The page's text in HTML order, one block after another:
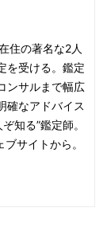
住の著名な2人
を受ける。鑑定
ンサルまで幅広
確なアドバイス
知る”鑑定師。
サイトから。